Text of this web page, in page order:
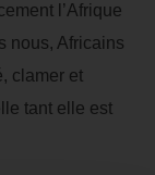
l’Afrique
nous, Africains
clamer et
tant elle est